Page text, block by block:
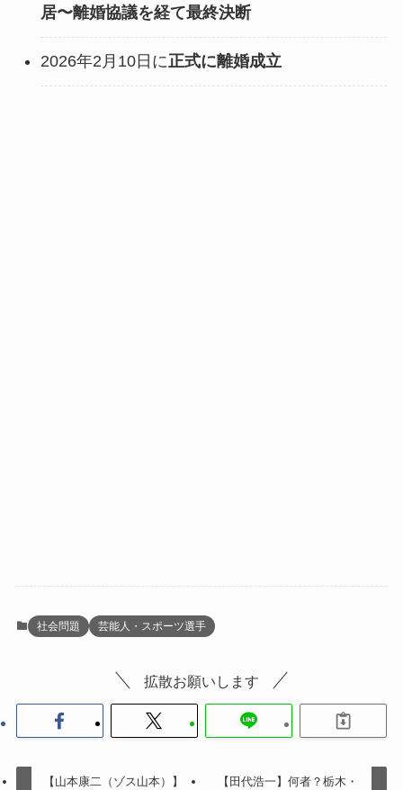
居〜離婚協議を経て最終決断
2026年2月10日に正式に離婚成立
社会問題 芸能人・スポーツ選手
拡散お願いします
【山本康二（ゾス山本）】
【田代浩一】何者？栃木・